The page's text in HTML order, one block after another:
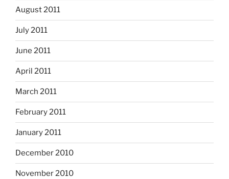
August 2011
July 2011
June 2011
April 2011
March 2011
February 2011
January 2011
December 2010
November 2010